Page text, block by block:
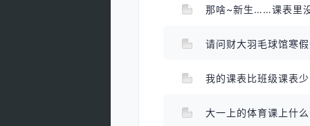
那啥~新生……课表里
请问财大羽毛球馆寒
我的课表比班级课表
大一上的体育课上什